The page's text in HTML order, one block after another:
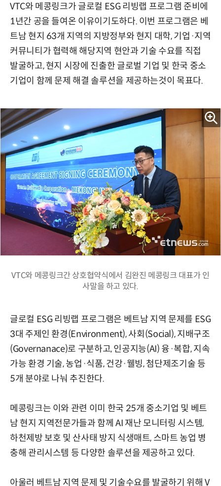
VTC와 메콩링크가 글로컬 ESG 리빙랩 프로그램 준비에
1년간 공을 들여온 이유이기도하다. 이번 프로그램은 베
트남 현지 63개 지역의 지방정부와 현지 대학, 기업·지역
커뮤니티가 협력해 해당지역 현안과 기술 수요를 직접
발굴하고, 현지 시장에 진출한 글로벌 기업 및 한국 중소
기업이 함께 문제 해결 솔루션을 제공하는것이 목표다.
VTC와 메콩링크간 상호협약식에서 김완진 메콩링크 대표가 인
사말을 하고 있다.
글로컬 ESG 리빙랩 프로그램은 베트남 지역 문제를 ESG
3대 주제인 환경(Environment), 사회(Social), 지배구조
(Governanace)로 구분하고, 인공지능(AI) 융·복합, 지속
가능 환경 기술, 농업·식품, 건강·웰빙, 첨단제조기술 등
5개 분야로 나눠 추진한다.
메콩링크는 이와 관련 이미 한국 25개 중소기업 및 베트
남 현지 지역전문가들과 함께 AI 재난 모니터링 시스템,
하천제방 보호 및 산사태 방지 식생매트, 스마트 농업 병
충해 관리시스템 등 다양한 솔루션을 제공하고 있다.
아울러 베트남 지역 문제 및 기술수요를 발굴하기 위해 V